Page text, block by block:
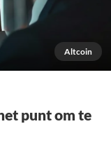
Altcoin
punt om te